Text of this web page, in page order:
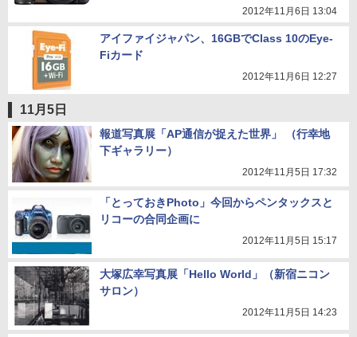
2012年11月6日 13:04
アイファイジャパン、16GBでClass 10のEye-
Fiカード
2012年11月6日 12:27
11月5日
報道写真展「AP通信が捉えた世界」 （行幸地
下ギャラリー）
2012年11月5日 17:32
「とっておきPhoto」今回からペンタックスと
リコーの合同企画に
2012年11月5日 15:17
大塚広幸写真展「Hello World」（新宿ニコン
サロン）
2012年11月5日 14:23